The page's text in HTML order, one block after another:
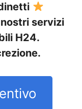
nostri servizi
H24.